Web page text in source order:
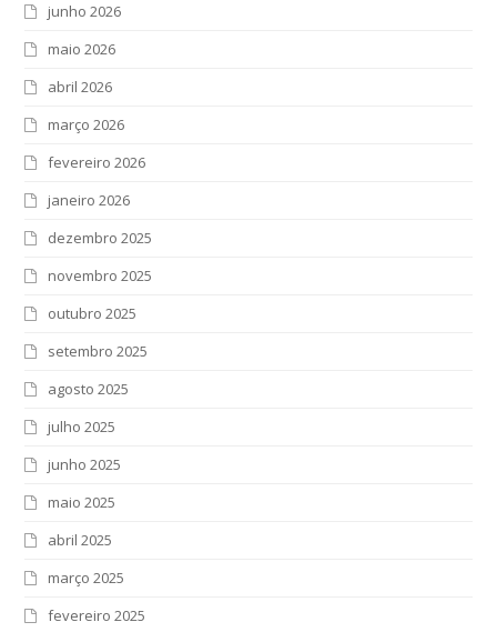
junho 2026
maio 2026
abril 2026
março 2026
fevereiro 2026
janeiro 2026
dezembro 2025
novembro 2025
outubro 2025
setembro 2025
agosto 2025
julho 2025
junho 2025
maio 2025
abril 2025
março 2025
fevereiro 2025